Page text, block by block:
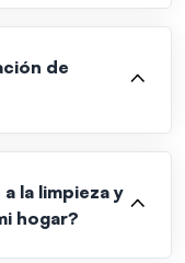
de
la limpieza y
hogar?